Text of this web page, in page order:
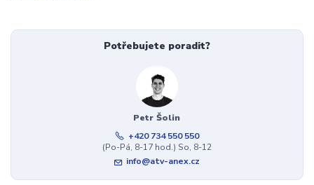
Potřebujete poradit?
Petr Šolin
+420 734 550 550
(Po-Pá, 8-17 hod.) So, 8-12
info@atv-anex.cz